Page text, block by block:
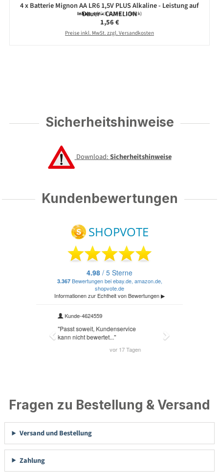
4 x Batterie Mignon AA LR6 1,5V PLUS Alkaline - Leistung auf
Dauer - CAMELION
Inhalt:4 Stück(0,39 € / 1 Stück)
Regulärer Preis:
1,56 €
Preise inkl. MwSt. zzgl. Versandkosten
Sicherheitshinweise
Download:Sicherheitshinweise
Kundenbewertungen
Fragen zu Bestellung & Versand
Versand und Bestellung
Zahlung